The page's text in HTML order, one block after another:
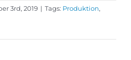
3rd, 2019 | Tags: Produktion,